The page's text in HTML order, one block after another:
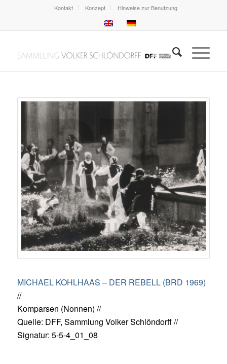
Kontakt Konzept Hinweise zur Benutzung
MICHAEL KOHLHAAS – DER REBELL (BRD 1969)
//
Komparsen (Nonnen) //
Quelle: DFF, Sammlung Volker Schlöndorff //
Signatur: 5-5-4_01_08